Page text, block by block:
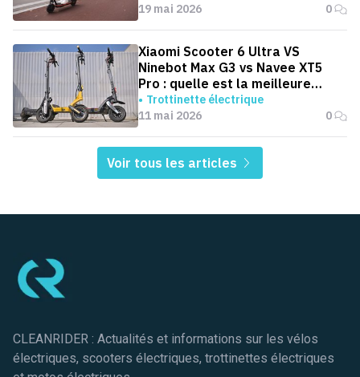
19 mai 2026
0
Xiaomi Scooter 6 Ultra VS
Ninebot Max G3 vs Navee XT5
Pro : quelle est la meilleure
trottinette pour aller au boulot ?
Trottinette électrique
11 mai 2026
0
Voir tous les articles
CLEANRIDER : Actualités et informations sur les vélos
électriques, scooters électriques, trottinettes électriques